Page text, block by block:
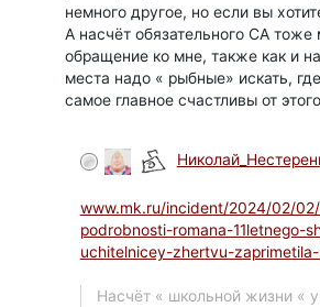
немного другое, но если вы
А насчёт обязательного СА
обращение ко мне, также как и
места надо « рыбные» искать,
самое главное счастливы от
www.mk.ru/incident/2024/02/
podrobnosti-romana-11letnego-
uchitelnicey-zhertvu-
Насчёт « школьной жизни «